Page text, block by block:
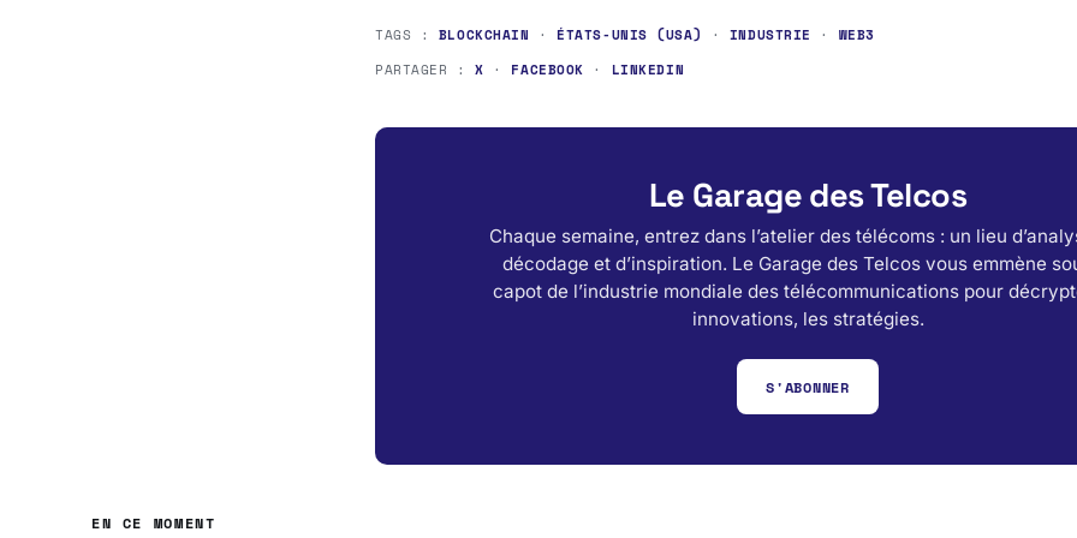
TAGS : BLOCKCHAIN · ÉTATS-UNIS (USA) · INDUSTRIE · WEB3
PARTAGER :X · FACEBOOK · LINKEDIN
Le Garage des Telcos
Chaque semaine, entrez dans l’atelier des télécoms : un lieu
décodage et d’inspiration. Le Garage des Telcos vous emmène
capot de l’industrie mondiale des télécommunications pour
innovations, les stratégies.
S'ABONNER
EN CE MOMENT